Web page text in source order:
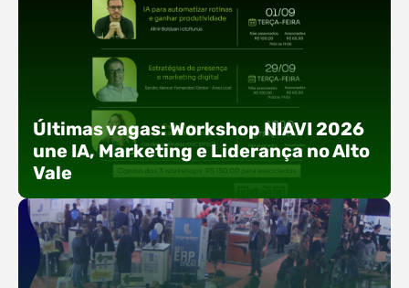
Últimas vagas: Workshop NIAVI 2026
une IA, Marketing e Liderança no Alto
Vale